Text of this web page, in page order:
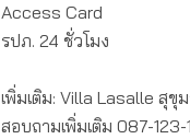
Access Card
รปภ. 24 ชั่วโมง
เพิ่มเติม: Villa Lasalle สุขุ
สอบถามเพิ่มเติม 087-